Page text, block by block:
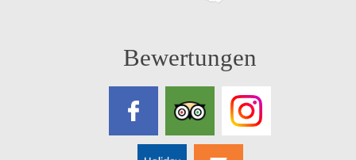
Bewertungen